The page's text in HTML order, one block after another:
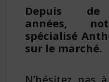
Depuis de
années,
spécialisé
sur le marché.